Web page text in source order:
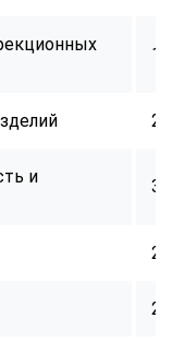
16
24
и
32
24
24